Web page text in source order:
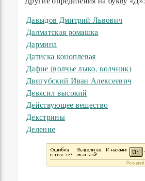
Давыдов Дмитрий Львович
Далматская ромашка
Дармина
Датиска коноплевая
Дафне (волчье лыко, волчник)
Двигубский Иван Алексеевич
Девясил высокий
Действующее вещество
Декстрины
Деление